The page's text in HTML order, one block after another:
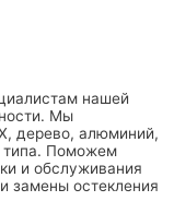
нашей
Мы
дерево, алюминий,
типа. Поможем
и обслуживания
замены остекления